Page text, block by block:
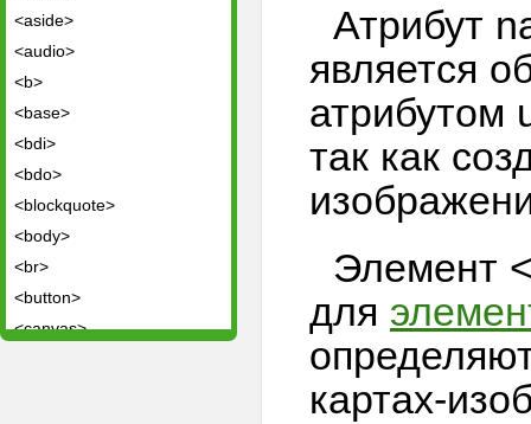
<aside>
<audio>
<b>
<base>
<bdi>
<bdo>
<blockquote>
<body>
<br>
<button>
<canvas>
Атрибут
является
атрибутом
так как
Элемент
для
картах-